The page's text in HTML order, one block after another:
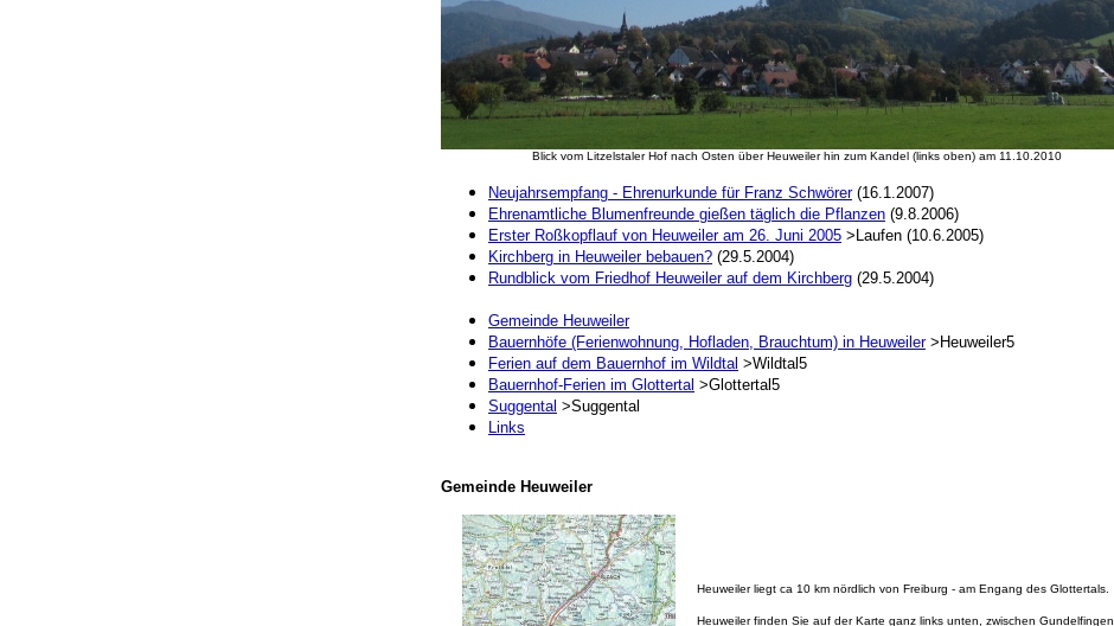
Blick vom Litzelstaler Hof nach Osten über Heuweiler hin zum Kandel (links oben) am 11.10.2010
Neujahrsempfang - Ehrenurkunde für Franz Schwörer(16.1.2007)
Ehrenamtliche Blumenfreunde gießen täglich die Pflanzen (9.8.2006)
Erster Roßkopflauf von Heuweiler am 26. Juni 2005 >Laufen (10.6.2005)
Kirchberg in Heuweiler bebauen? (29.5.2004)
Rundblick vom Friedhof Heuweiler auf dem Kirchberg (29.5.2004)
Gemeinde Heuweiler
Bauernhöfe (Ferienwohnung, Hofladen, Brauchtum) in Heuweiler>Heuweiler5
Ferien auf dem Bauernhof im Wildtal >Wildtal5
Bauernhof-Ferien im Glottertal >Glottertal5
Suggental >Suggental
Links
Gemeinde Heuweiler
Heuweiler liegt ca 10 km nördlich von Freiburg - am Engang des Glottertals.
Heuweiler finden Sie auf der Karte ganz links unten, zwischen Gundelfingen,